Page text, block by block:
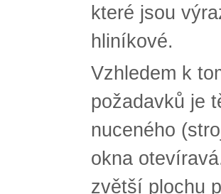
které jsou
hliníkové.
Vzhledem k
požadavků je
nuceného
okna
zvětší plochu